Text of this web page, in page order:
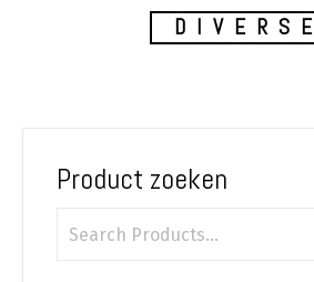
DIVERSE
Product zoeken